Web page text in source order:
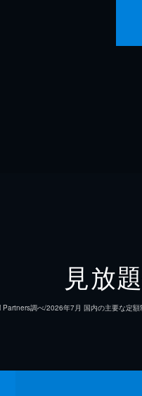
見放
Partners調べ/2026年7⽉ 国内の主要な定額